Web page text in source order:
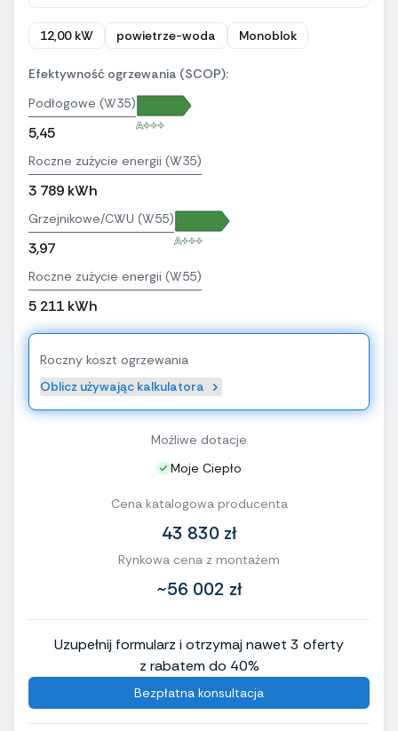
12,00 kW powietrze-woda Monoblok
Efektywność ogrzewania (SCOP):
Podłogowe (W35)
5,45 A+++
Roczne zużycie energii (W35)
3 789 kWh
Grzejnikowe/CWU (W55)
3,97 A+++
Roczne zużycie energii (W55)
5 211 kWh
Roczny koszt ogrzewania
Oblicz używając kalkulatora
Możliwe dotacje
Moje Ciepło
Cena katalogowa producenta
43 830 zł
Rynkowa cena z montażem
~56 002 zł
Uzupełnij formularz i otrzymaj nawet 3 oferty
z rabatem do 40%
Bezpłatna konsultacja